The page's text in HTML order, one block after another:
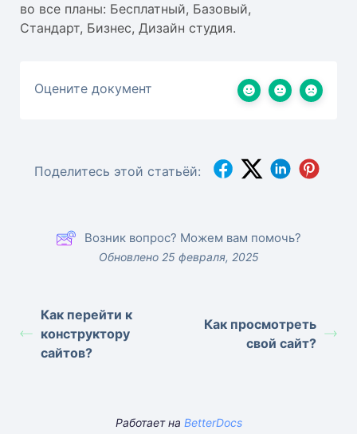
во все планы: Бесплатный, Базовый,
Стандарт, Бизнес, Дизайн студия.
Оцените документ
Поделитесь этой статьёй:
Возник вопрос? Можем вам помочь?
Обновлено 25 февраля, 2025
Как перейти к
конструктору
сайтов?
Как просмотреть
свой сайт?
Работает на BetterDocs